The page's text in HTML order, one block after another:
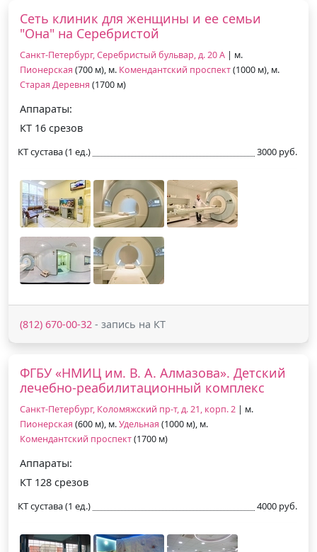
Сеть клиник для женщины и ее семьи
"Она" на Серебристой
Санкт-Петербург, Серебристый бульвар, д. 20 А | м.
Пионерская (700 м), м. Комендантский проспект(1000 м), м.
Старая Деревня (1700 м)
Аппараты:
КТ 16 срезов
КТ сустава (1 ед.) 3000 руб.
(812) 670-00-32 - запись на КТ
ФГБУ «НМИЦ им. В. А. Алмазова». Детский
лечебно-реабилитационный комплекс
Санкт-Петербург, Коломяжский пр-т, д. 21, корп. 2 | м.
Пионерская (600 м), м.Удельная (1000 м), м.
Комендантский проспект(1700 м)
Аппараты:
КТ 128 срезов
КТ сустава (1 ед.) 4000 руб.